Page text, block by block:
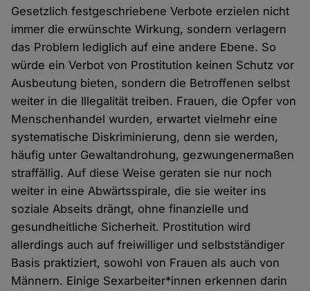
Gesetzlich festgeschriebene Verbote erzielen nicht
immer die erwünschte Wirkung, sondern verlagern
das Problem lediglich auf eine andere Ebene. So
würde ein Verbot von Prostitution keinen Schutz vor
Ausbeutung bieten, sondern die Betroffenen selbst
weiter in die Illegalität treiben. Frauen, die Opfer von
Menschenhandel wurden, erwartet vielmehr eine
systematische Diskriminierung, denn sie werden,
häufig unter Gewaltandrohung, gezwungenermaßen
straffällig. Auf diese Weise geraten sie nur noch
weiter in eine Abwärtsspirale, die sie weiter ins
soziale Abseits drängt, ohne finanzielle und
gesundheitliche Sicherheit. Prostitution wird
allerdings auch auf freiwilliger und selbstständiger
Basis praktiziert, sowohl von Frauen als auch von
Männern. Einige Sexarbeiter*innen erkennen darin